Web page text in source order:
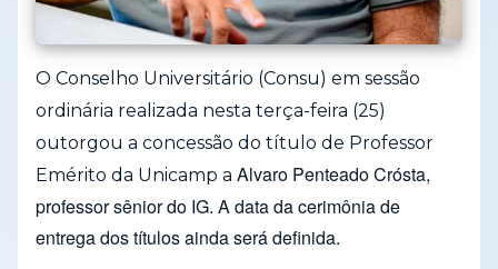
O Conselho Universitário (Consu) em sessão
ordinária realizada nesta terça-feira (25)
outorgou a concessão do título de Professor
Emérito da Unicamp a Alvaro Penteado Crósta,
professor sênior do IG. A data da cerimônia de
entrega dos títulos ainda será definida.